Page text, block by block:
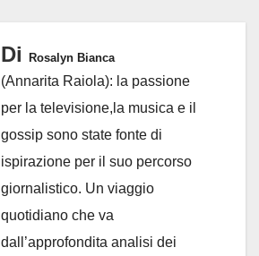
Di Rosalyn Bianca
(Annarita Raiola): la passione
per la televisione,la musica e il
gossip sono state fonte di
ispirazione per il suo percorso
giornalistico. Un viaggio
quotidiano che va
dall’approfondita analisi dei